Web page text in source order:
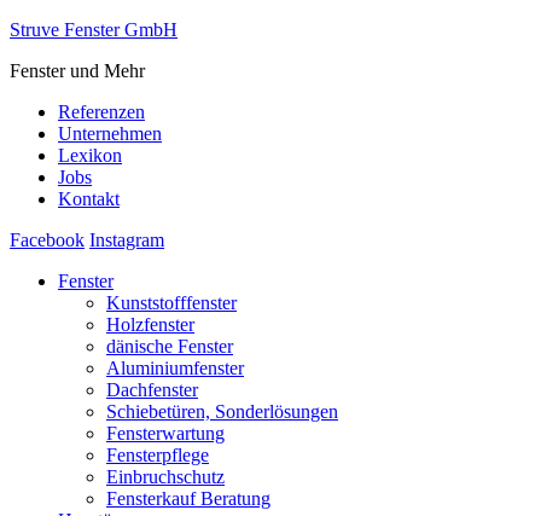
Struve Fenster GmbH
Fenster und Mehr
Referenzen
Unternehmen
Lexikon
Jobs
Kontakt
Facebook Instagram
Fenster
Kunststofffenster
Holzfenster
dänische Fenster
Aluminiumfenster
Dachfenster
Schiebetüren, Sonderlösungen
Fensterwartung
Fensterpflege
Einbruchschutz
Fensterkauf Beratung